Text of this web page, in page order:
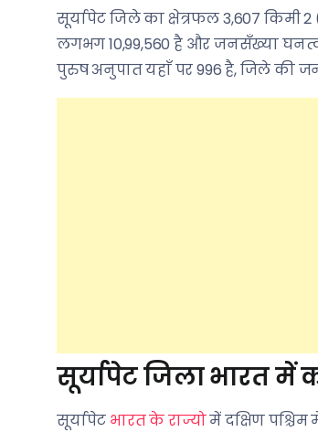
सूर्यापेट जिले का क्षेत्रफल 3,607
लगभग 10,99,560 है और जनसँख्या घनत्व
पुरुष अनुपात यहाँ पर 996 है, जिले की
सूर्यापेट जिला भारत में
सूर्यापेट भारत के राज्योमें दक्षिण